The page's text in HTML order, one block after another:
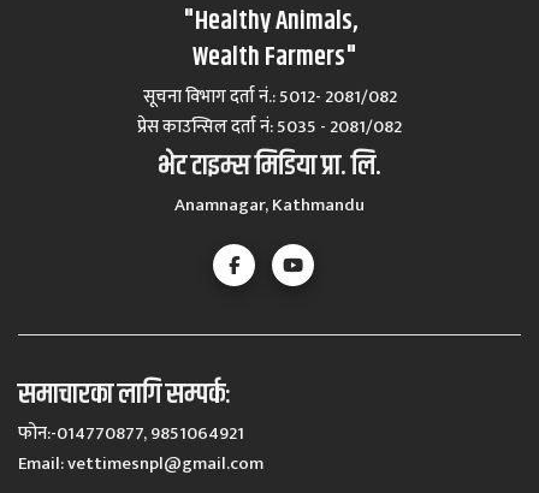
"Healthy Animals,
Wealth Farmers"
सूचना विभाग दर्ता नं.: 5012- 2081/082
प्रेस काउन्सिल दर्ता नं‍: 5035 - 2081/082
भेट टाइम्स मिडिया प्रा. लि.
Anamnagar, Kathmandu
समाचारका लागि सम्पर्कः
फोन:-014770877, 9851064921
Email:vettimesnpl@gmail.com